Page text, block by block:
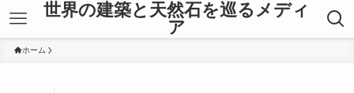
世界の建築と天然石を巡るメディ
ア
ホーム